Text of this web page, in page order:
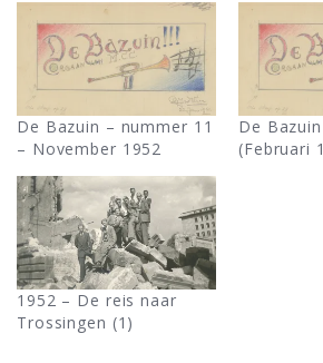
De Bazuin – nummer 11
– November 1952
De
(Februari
1952 – De reis naar
Trossingen (1)